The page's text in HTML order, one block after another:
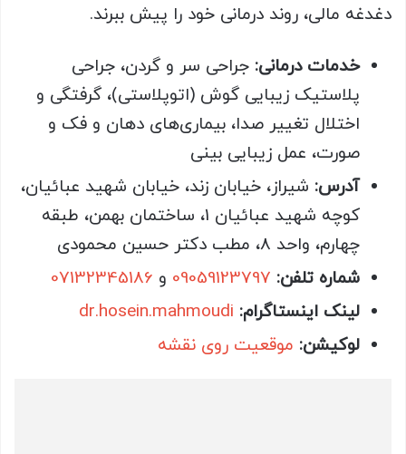
دغدغه مالی، روند درمانی خود را پیش ببرند.
خدمات درمانی: جراحی سر و گردن، جراحی
پلاستیک زیبایی گوش (اتوپلاستی)، گرفتگی و
اختلال تغییر صدا، بیماری‌های دهان و فک و
صورت، عمل زیبایی بینی
آدرس: شیراز، خیابان زند، خیابان شهید عبائیان،
کوچه شهید عبائیان 1، ساختمان بهمن، طبقه
چهارم، واحد 8، مطب دکتر حسین محمودی
شماره تلفن: 09059123797 و
لینک اینستاگرام: dr.hosein.mahmoudi
لوکیشن: موقعیت روی نقشه